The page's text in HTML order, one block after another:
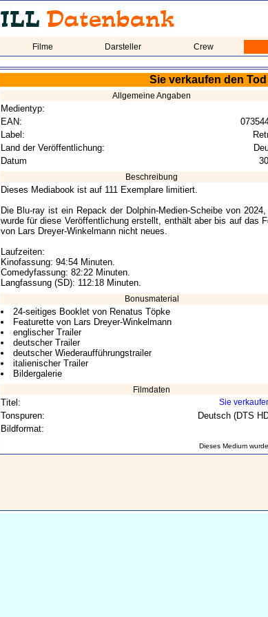
Filme Darsteller Crew
Sie verkaufen den
Allgemeine Angaben
Medientyp:
EAN:
Label:
Land der Veröffentlichung:
Datum
Beschreibung
Dieses Mediabook ist auf 111 Exemplare limitiert.
Die Blu-ray ist ein Repack der Dolphin-Medien-Scheibe von
wurde für diese Veröffentlichung erstellt, enthält aber bis auf das
von Lars Dreyer-Winkelmann nicht neues.
Laufzeiten:
Kinofassung: 94:54 Minuten.
Comedyfassung: 82:22 Minuten.
Langfassung (SD): 112:18 Minuten.
Bonusmaterial
24-seitiges Booklet von Renatus Töpke
Featurette von Lars Dreyer-Winkelmann
englischer Trailer
deutscher Trailer
deutscher Wiederaufführungstrailer
italienischer Trailer
Bildergalerie
Filmdaten
Titel: Sie
Tonspuren:
Deutsch (DTS
Bildformat:
Dieses Medium